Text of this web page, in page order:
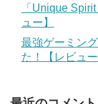
「Unique
ュー】
最強ゲーミン
た！【レビュー